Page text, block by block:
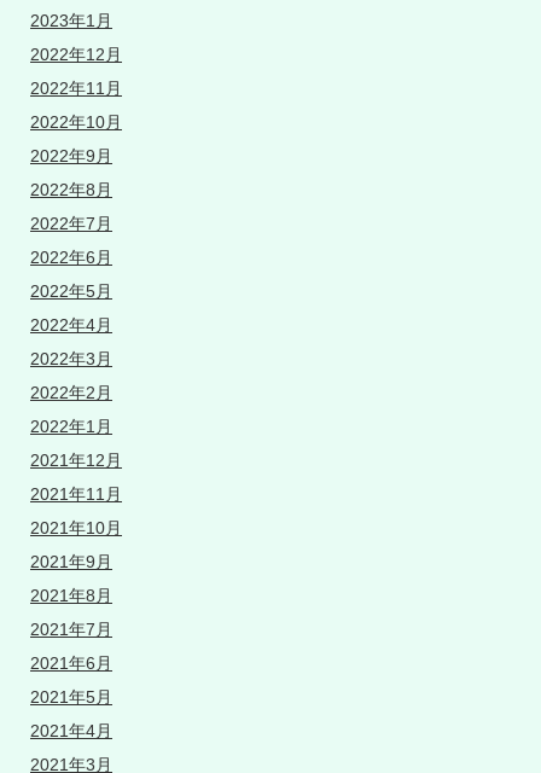
2023年1月
2022年12月
2022年11月
2022年10月
2022年9月
2022年8月
2022年7月
2022年6月
2022年5月
2022年4月
2022年3月
2022年2月
2022年1月
2021年12月
2021年11月
2021年10月
2021年9月
2021年8月
2021年7月
2021年6月
2021年5月
2021年4月
2021年3月